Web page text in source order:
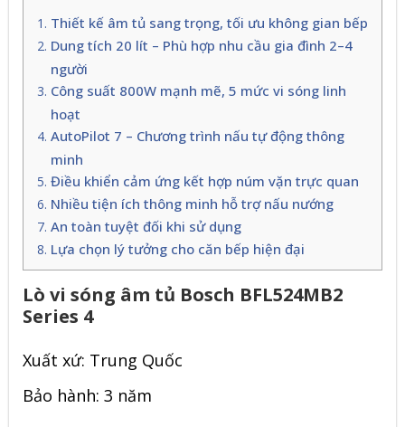
Thiết kế âm tủ sang trọng, tối ưu không gian bếp
Dung tích 20 lít – Phù hợp nhu cầu gia đình 2–4
người
Công suất 800W mạnh mẽ, 5 mức vi sóng linh
hoạt
AutoPilot 7 – Chương trình nấu tự động thông
minh
Điều khiển cảm ứng kết hợp núm vặn trực quan
Nhiều tiện ích thông minh hỗ trợ nấu nướng
An toàn tuyệt đối khi sử dụng
Lựa chọn lý tưởng cho căn bếp hiện đại
Lò vi sóng âm tủ Bosch BFL524MB2
Series 4
Xuất xứ: Trung Quốc
Bảo hành: 3 năm